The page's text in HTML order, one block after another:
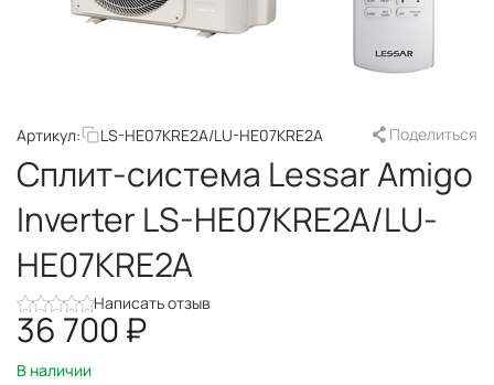
Артикул: LS-HE07KRE2A/LU-HE07KRE2A Поделиться
Сплит-система Lessar Amigo
Inverter LS-HE07KRE2A/LU-
HE07KRE2A
Написать отзыв
36 700₽
В наличии